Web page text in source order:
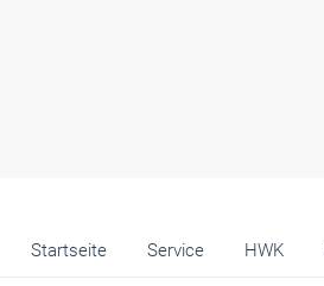
Startseite Service HWK